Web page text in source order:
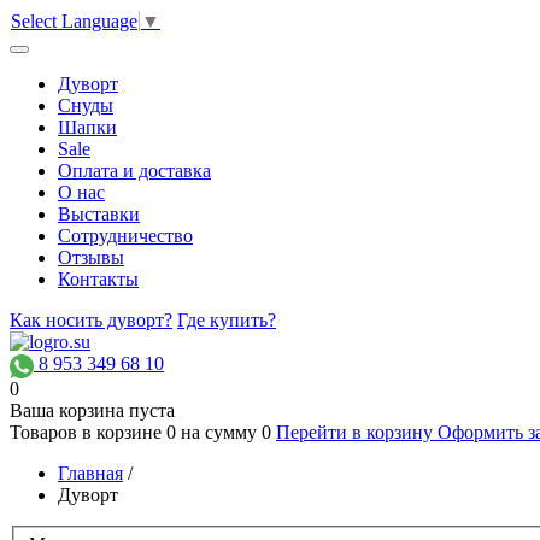
Select Language ▼
Дуворт
Снуды
Шапки
Sale
Оплата и доставка
О нас
Выставки
Сотрудничество
Отзывы
Контакты
Как носить дуворт? Где купить?
8 953 349 68 10
0
Ваша корзина пуста
Товаров в корзине 0 на сумму 0 Перейти в корзину Оформить
Главная /
Дуворт